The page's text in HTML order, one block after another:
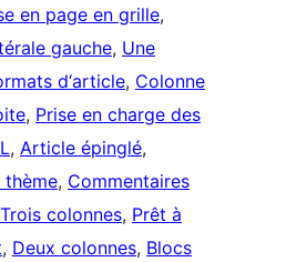
en page en grille
gauche, Une
d‘article, Colonne
, Prise en charge des
, Article épinglé
thème, Commentaires
Trois colonnes, Prêt à
, Deux colonnes, Blocs